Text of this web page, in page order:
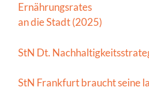
Ernährungsrates
an die Stadt (2025)
StN Dt.
StN Frankfurt braucht seine